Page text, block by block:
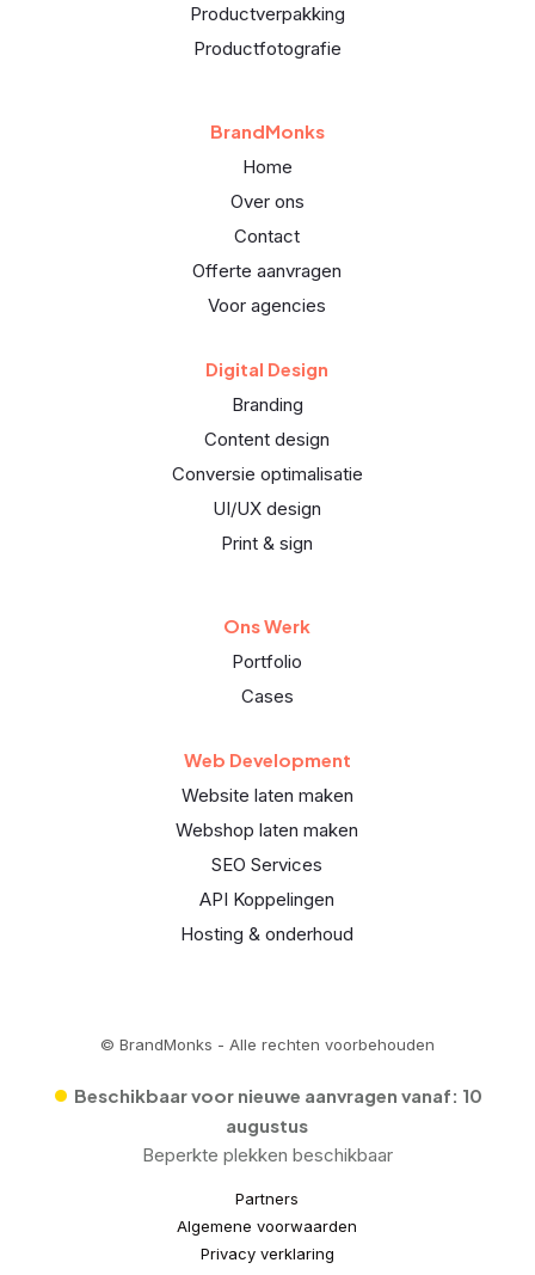
Productverpakking
Productfotografie
BrandMonks
Home
Over ons
Contact
Offerte aanvragen
Voor agencies
Digital Design
Branding
Content design
Conversie optimalisatie
UI/UX design
Print & sign
Ons Werk
Portfolio
Cases
Web Development
Website laten maken
Webshop laten maken
SEO Services
API Koppelingen
Hosting & onderhoud
© BrandMonks - Alle rechten voorbehouden
• Beschikbaar voor nieuwe aanvragen vanaf: 10
augustus
Beperkte plekken beschikbaar
Partners
Algemene voorwaarden
Privacy verklaring